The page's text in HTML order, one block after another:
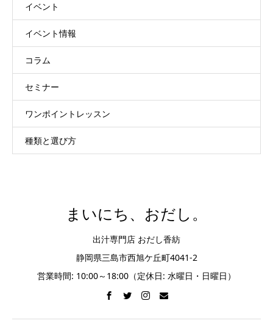
イベント
イベント情報
コラム
セミナー
ワンポイントレッスン
種類と選び方
まいにち、おだし。
出汁専門店 おだし香紡
静岡県三島市西旭ケ丘町4041-2
営業時間: 10:00～18:00（定休日: 水曜日・日曜日）